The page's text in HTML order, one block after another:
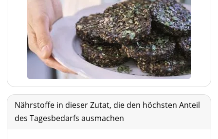
Nährstoffe in dieser Zutat, die den höchsten Anteil
des Tagesbedarfs ausmachen